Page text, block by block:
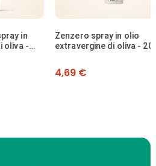
Zenzero spray in olio
extravergine di oliva - 200 ml
4,69 €